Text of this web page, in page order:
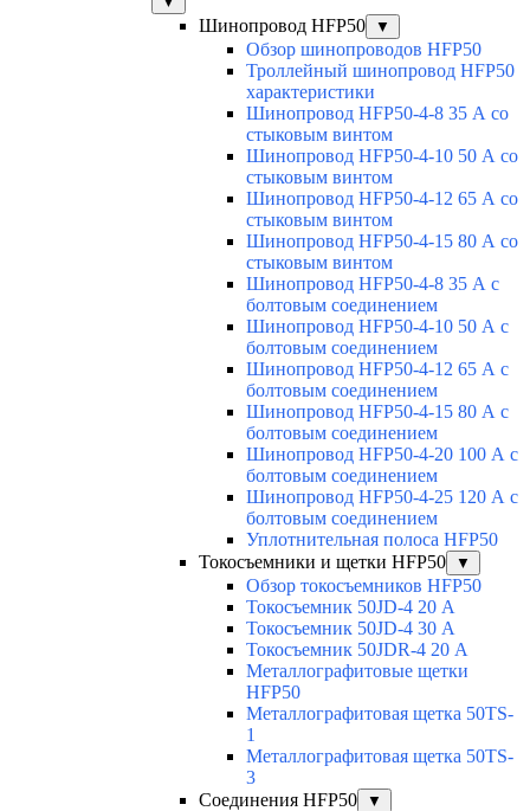
Шинопровод HFP50 ▼
Обзор шинопроводов HFP50
Троллейный шинопровод HFP50
характеристики
Шинопровод HFP50-4-8 35 А со
стыковым винтом
Шинопровод HFP50-4-10 50 А со
стыковым винтом
Шинопровод HFP50-4-12 65 А со
стыковым винтом
Шинопровод HFP50-4-15 80 А со
стыковым винтом
Шинопровод HFP50-4-8 35 А с
болтовым соединением
Шинопровод HFP50-4-10 50 А с
болтовым соединением
Шинопровод HFP50-4-12 65 А с
болтовым соединением
Шинопровод HFP50-4-15 80 А с
болтовым соединением
Шинопровод HFP50-4-20 100 А с
болтовым соединением
Шинопровод HFP50-4-25 120 А с
болтовым соединением
Уплотнительная полоса HFP50
Токосъемники и щетки HFP50
▼
Обзор токосъемников HFP50
Токосъемник 50JD-4 20 А
Токосъемник 50JD-4 30 А
Токосъемник 50JDR-4 20 А
Металлографитовые щетки
HFP50
Металлографитовая щетка 50TS-
1
Металлографитовая щетка 50TS-
3
Соединения HFP50
▼